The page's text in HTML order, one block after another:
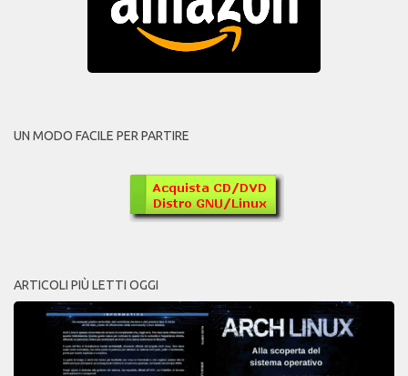
UN MODO FACILE PER PARTIRE
ARTICOLI PIÙ LETTI OGGI